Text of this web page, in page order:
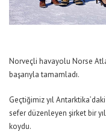
Norveçli havayolu Norse
başarıyla tamamladı.
Geçtiğimiz yıl
sefer düzenleyen şirket bir
koydu.